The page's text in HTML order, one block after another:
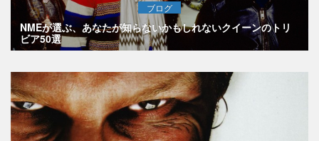
ブログ
NMEが選ぶ、あなたが知らないかもしれないクイーンのトリ
ビア50選